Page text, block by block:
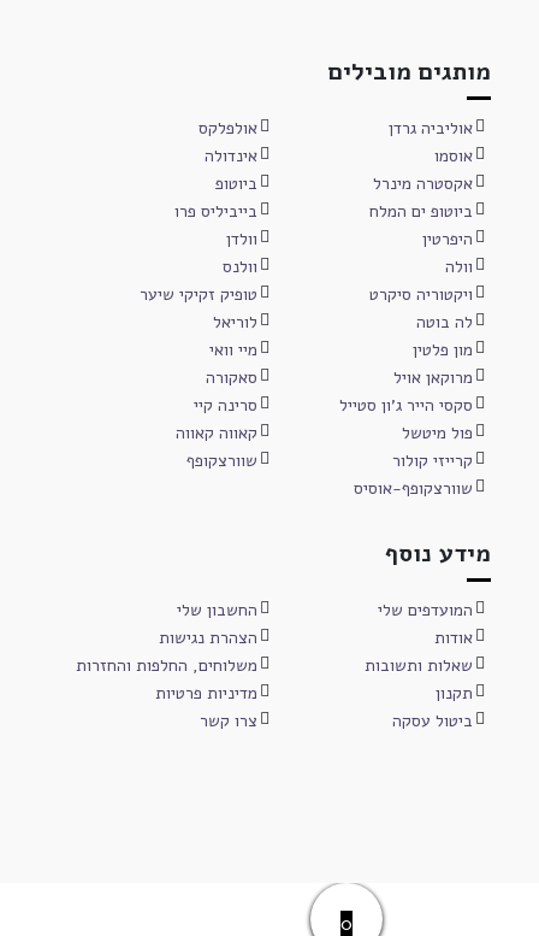
מותגים מובילים
אוליביה גרדן
אולפלקס
אוסמו
אינדולה
אקסטרה מינרל
ביוטופ
ביוטופ ים המלח
בייביליס פרו
היפרטין
וולדן
וולה
וולנס
ויקטוריה סיקרט
טופיק זקיקי שיער
לה בוטה
לוריאל
מון פלטין
מיי וואי
מרוקאן אויל
סאקורה
סקסי הייר ג'ון סטייל
סרינה קיי
פול מיטשל
קאווה קאווה
קרייזי קולור
שוורצקופף
שוורצקופף-אוסיס
מידע נוסף
המועדפים שלי
החשבון שלי
אודות
הצהרת נגישות
שאלות ותשובות
משלוחים, החלפות והחזרות
תקנון
מדיניות פרטיות
ביטול עסקה
צרו קשר
0